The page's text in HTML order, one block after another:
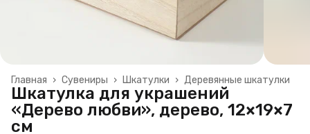
Деревянные шкатулки
Шкатулки ›
Сувениры ›
Главная ›
Шкатулка для украшений
«Дерево любви», дерево, 12×19×7
см